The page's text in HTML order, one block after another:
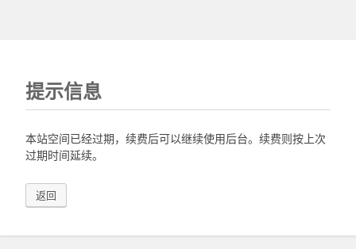
提示信息
本站空间已经过期，续费后可以继续使用后台。续费则按上次
过期时间延续。
返回